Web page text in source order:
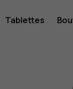
Tablettes